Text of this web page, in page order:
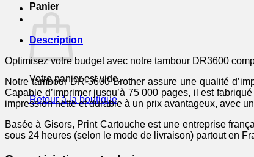
Panier
Votre panier est vide.
Retour à la boutique
Brother
Description
Optimisez votre budget avec notre tambour DR3600
Notre tambour DR-3600 Brother assure une qualité
Capable d’imprimer jusqu’à 75 000 pages, il est
impression nette et durable à un prix avantageux, avec
Basée à Gisors, Print Cartouche est une entreprise
sous 24 heures (selon le mode de livraison) partout en